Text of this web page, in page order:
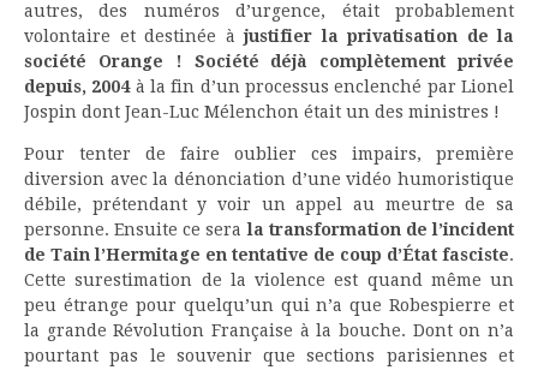
autres, des numéros d’urgence, était probablement
volontaire et destinée àjustifier la privatisation de la
société Orange ! Société déjà complètement privée
depuis, 2004à la fin d’un processus enclenché par Lionel
Jospin dont Jean-Luc Mélenchon était un des ministres !
Pour tenter de faire oublier ces impairs, première
diversion avec la dénonciation d’une vidéo humoristique
débile, prétendant y voir un appel au meurtre de sa
personne. Ensuite ce serala transformation de l’incident
de Tain l’Hermitage en tentative de coup d’État fasciste.
Cette surestimation de la violence est quand même un
peu étrange pour quelqu’un qui n’a que Robespierre et
la grande Révolution Française à la bouche. Dont on n’a
pourtant pas le souvenir que sections parisiennes et